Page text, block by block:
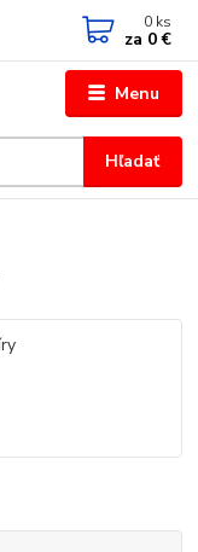
Menu
Hľadať
0 ks
za 0 €